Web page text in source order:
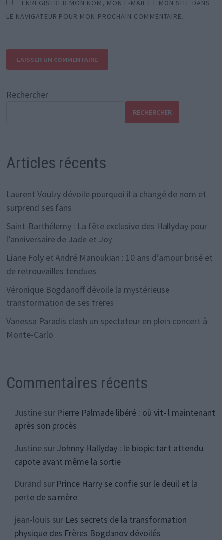
ENREGISTRER MON NOM, MON E-MAIL ET MON SITE DANS
LE NAVIGATEUR POUR MON PROCHAIN COMMENTAIRE.
Rechercher
RECHERCHER
Articles récents
Laurent Voulzy dévoile pourquoi il a changé de nom et
surprend ses fans
Saint-Barthélemy : La fête exclusive des Hallyday pour
l’anniversaire de Jade et Joy
Liane Foly et André Manoukian : 10 ans d’amour brisé et
de retrouvailles tendues
Véronique Bogdanoff dévoile la mystérieuse
transformation de ses frères
Vanessa Paradis clash un spectateur en plein concert à
Monte-Carlo
Commentaires récents
Justinesur Pierre Palmade libéré : où vit-il maintenant
après son procès
Justinesur Johnny Hallyday : le biopic tant attendu
capote avant même la sortie
Durand sur Prince Harry se confie sur le deuil et la
perte de sa mère
jean-louis sur Les secrets de la transformation
physique des Frères Bogdanov dévoilés